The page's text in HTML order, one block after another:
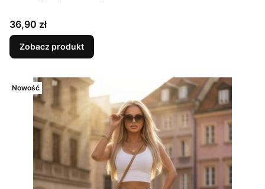
Cena
36,90 zł
Zobacz produkt
Nowość